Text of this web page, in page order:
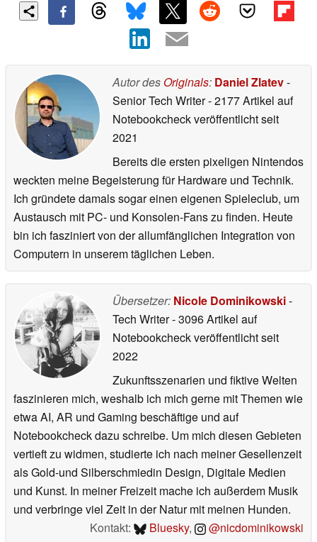
Autor des Originals: Daniel Zlatev-
Senior Tech Writer- 2177 Artikel auf
Notebookcheck veröffentlichtseit
2021
Bereits die ersten pixeligen Nintendos
weckten meine Begeisterung für Hardware und Technik.
Ich gründete damals sogar einen eigenen Spieleclub, um
Austausch mit PC- und Konsolen-Fans zu finden. Heute
bin ich fasziniert von der allumfänglichen Integration von
Computern in unserem täglichen Leben.
Übersetzer: Nicole Dominikowski-
Tech Writer- 3096 Artikel auf
Notebookcheck veröffentlichtseit
2022
Zukunftsszenarien und fiktive Welten
faszinieren mich, weshalb ich mich gerne mit Themen wie
etwa AI, AR und Gaming beschäftige und auf
Notebookcheck dazu schreibe. Um mich diesen Gebieten
vertieft zu widmen, studierte ich nach meiner Gesellenzeit
als Gold-und Silberschmiedin Design, Digitale Medien
und Kunst. In meiner Freizeit mache ich außerdem Musik
und verbringe viel Zeit in der Natur mit meinen Hunden.
Kontakt:
Bluesky, @nicdominikowski